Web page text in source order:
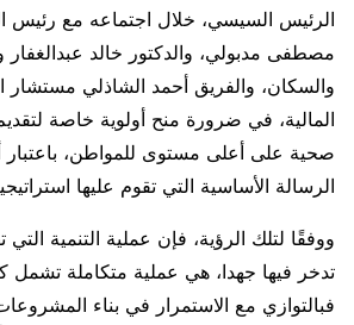
الرئيس السيسي، خلال اجتماعه مع رئيس
مصطفى مدبولي، والدكتور خالد عبدالغفار
والسكان، والفريق أحمد الشاذلي مستشار
المالية، في ضرورة منح أولوية خاصة
صحية على أعلى مستوى للمواطن،
الرسالة الأساسية التي تقوم عليها
ووفقًا لتلك الرؤية، فإن عملية التنمية التي
تدخر فيها جهدا، هي عملية متكاملة تشمل
فبالتوازي مع الاستمرار في بناء